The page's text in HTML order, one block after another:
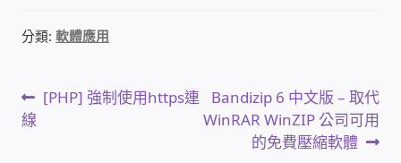
飛碟 不斷電 UPS / 穩壓器 AVR
USB隨插即用視訊攝影機
分類:軟體應用
文
章
上
[PHP] 強制使用https連
線
下
一
Bandizip 6 中文版 – 取代
WinRAR WinZIP 公司可用
的免費壓縮軟體